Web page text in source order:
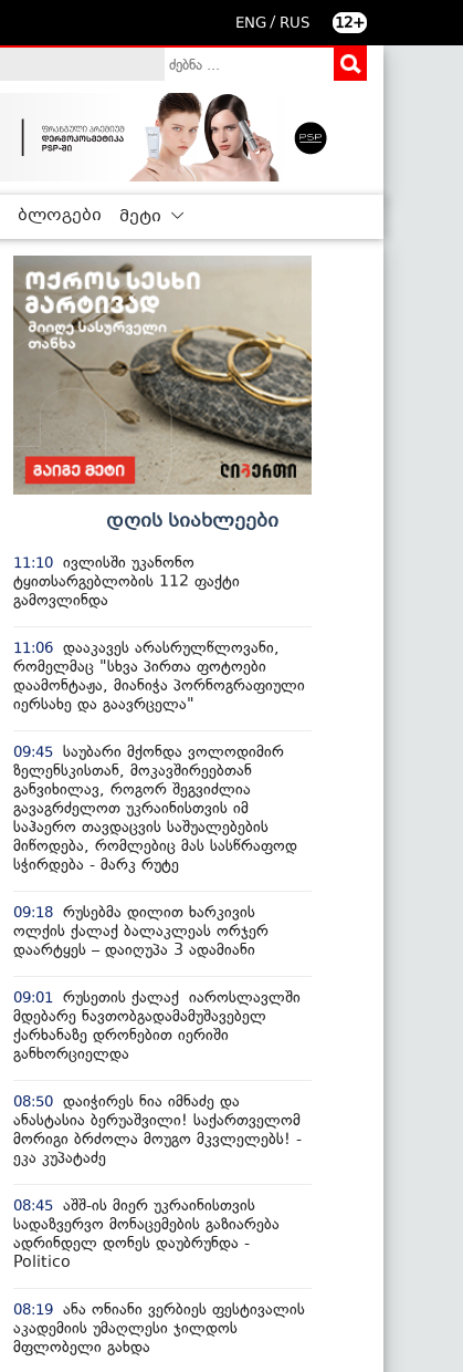
ENG / RUS 12+
ბლოგები მეტი
დღის სიახლეები
11:10 ივლისში უკანონო
ტყითსარგებლობის 112 ფაქტი
გამოვლინდა
11:06 დააკავეს არასრულწლოვანი,
რომელმაც "სხვა პირთა ფოტოები
დაამონტაჟა, მიანიჭა პორნოგრაფიული
იერსახე და გაავრცელა"
09:45 საუბარი მქონდა ვოლოდიმირ
ზელენსკისთან, მოკავშირეებთან
განვიხილავ, როგორ შეგვიძლია
გავაგრძელოთ უკრაინისთვის იმ
საჰაერო თავდაცვის საშუალებების
მიწოდება, რომლებიც მას სასწრაფოდ
სჭირდება - მარკ რუტე
09:18 რუსებმა დილით ხარკივის
ოლქის ქალაქ ბალაკლეას ორჯერ
დაარტყეს – დაიღუპა 3 ადამიანი
09:01
რუსეთის ქალაქ იაროსლავლში
მდებარე ნავთობგადამამუშავებელ
ქარხანაზე დრონებით იერიში
განხორციელდა
08:50 დაიჭირეს ნია იმნაძე და
ანასტასია ბერუაშვილი! საქართველომ
მორიგი ბრძოლა მოუგო მკვლელებს! -
ეკა კუპატაძე
08:45 აშშ-ის მიერ უკრაინისთვის
სადაზვერვო მონაცემების გაზიარება
ადრინდელ დონეს დაუბრუნდა -
Politico
08:19 ანა ონიანი ვერბიეს ფესტივალის
აკადემიის უმაღლესი ჯილდოს
მფლობელი გახდა